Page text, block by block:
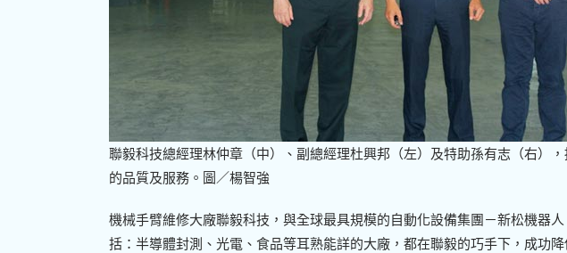
聯毅科技總經理林仲章（中）、副總經理杜興邦（左）及特助孫有志（右）
的品質及服務。圖／楊智強
機械手臂維修大廠聯毅科技，與全球最具規模的自動化設備集團－新松機器
括：半導體封測、光電、食品等耳熟能詳的大廠，都在聯毅的巧手下，成功